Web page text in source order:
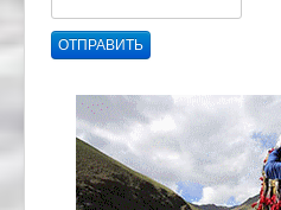
ОТПРАВИТЬ